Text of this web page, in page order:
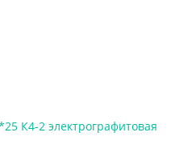
К4-2 электрографитовая